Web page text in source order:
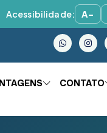
Acessibilidade: A−
CONTATO